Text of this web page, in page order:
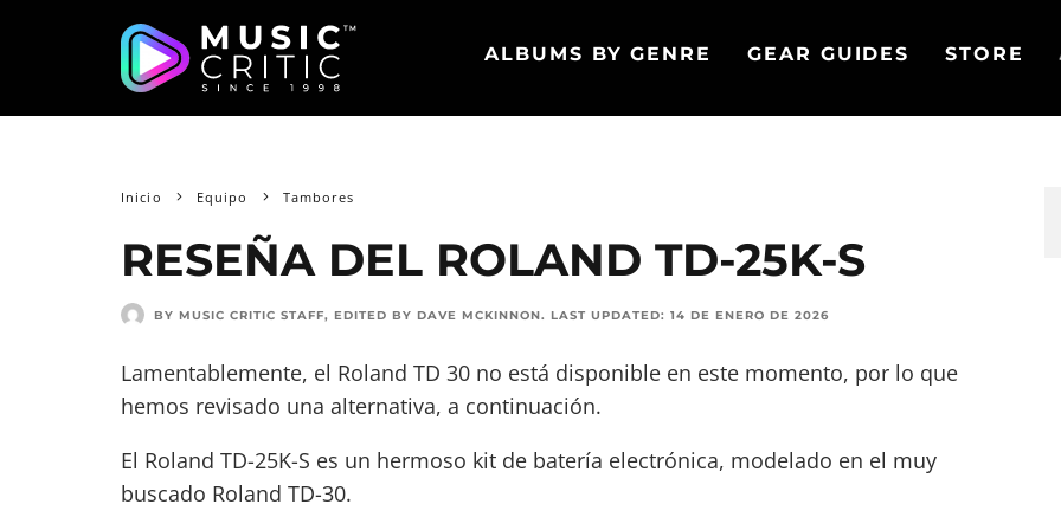
ALBUMS BY GENRE GEAR GUIDES STORE
Inicio Equipo Tambores
RESEÑA DEL ROLAND TD-25K-S
BY MUSIC CRITIC STAFF, EDITED BY DAVE MCKINNON. LAST UPDATED: 14 DE ENERO DE 2026
Lamentablemente, el Roland TD 30 no está disponible en este momento, por lo que
hemos revisado una alternativa, a continuación.
El Roland TD-25K-S es un hermoso kit de batería electrónica, modelado en el muy
buscado Roland TD-30.